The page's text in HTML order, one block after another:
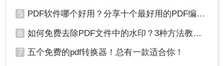
5 PDF软件哪个好用？分享十个最好用的PDF编辑器！
6 如何免费去除PDF文件中的水印？3种方法教你快速去水印！
7 五个免费的pdf转换器！总有一款适合你！